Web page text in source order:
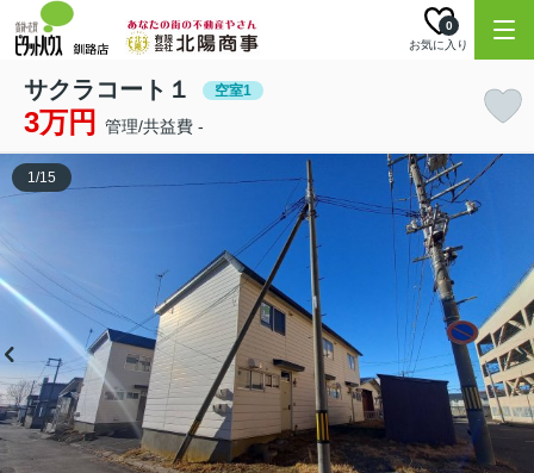
お気に入り
0
サクラコート１ 空室1
3万円 管理/共益費 -
1/15